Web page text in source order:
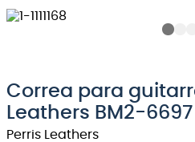
Correa para
Leathers BM2-6697
Perris Leathers
2.
bajo
5.
amplificador
guitarra